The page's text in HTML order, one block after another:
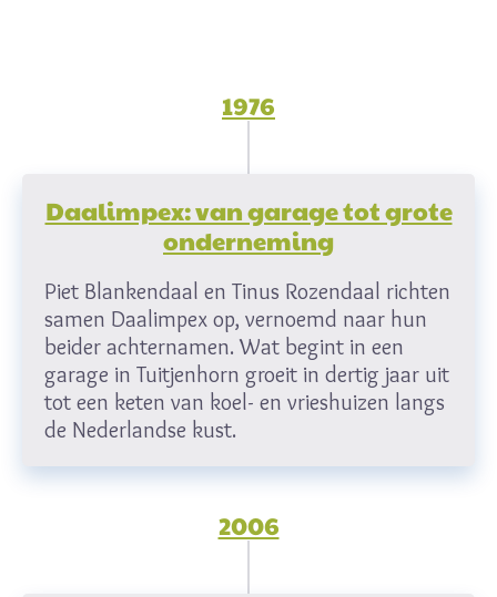
1976
Daalimpex: van garage tot grote
onderneming
Piet Blankendaal en Tinus Rozendaal richten
samen Daalimpex op, vernoemd naar hun
beider achternamen. Wat begint in een
garage in Tuitjenhorn groeit in dertig jaar uit
tot een keten van koel- en vrieshuizen langs
de Nederlandse kust.
2006